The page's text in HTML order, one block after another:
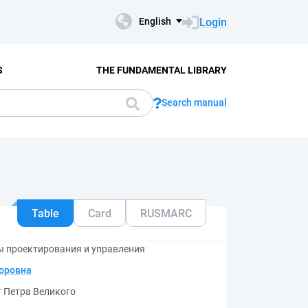
English Login
THE FUNDAMENTAL LIBRARY
Search manual
Table Card RUSMARC
и управления
Петра Великого